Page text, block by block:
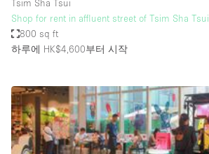
Elevator
Fitting Rooms
Garden
Garment Rack
Ground Floor
Tsim Sha Tsui
Shop for rent in affluent street of Tsim Sha Tsui
800 sq ft
하루에 HK$4,600부터 시작